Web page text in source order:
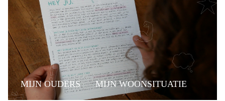
MIJN OUDERS MIJN WOONSITUATIE